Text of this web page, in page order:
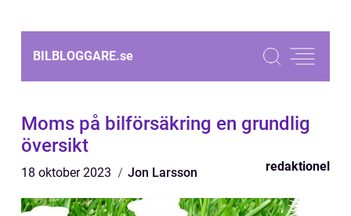
BILBLOGGARE.se
Moms på bilförsäkring en grundlig
översikt
18 oktober 2023 Jon Larsson redaktionel